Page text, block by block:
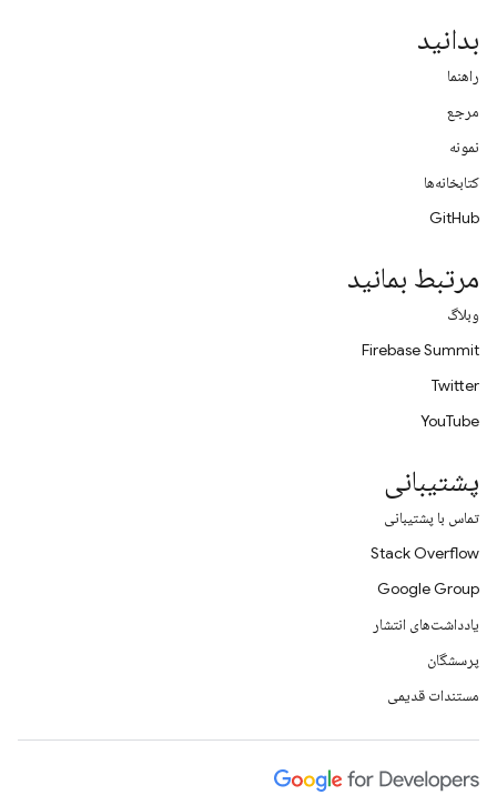
بدانید
راهنما
مرجع
نمونه
کتابخانه‌ها
GitHub
مرتبط بمانید
وبلاگ
Firebase Summit
Twitter
YouTube
پشتیبانی
تماس با پشتیبانی
Stack Overflow
Google Group
یادداشت‌های انتشار
پرسشگان
مستندات قدیمی